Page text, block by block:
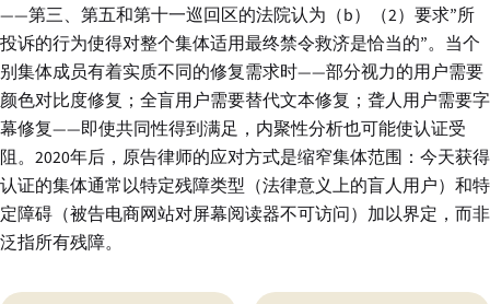
——第三、第五和第十一巡回区的法院认为（b）（2）要求”所
投诉的行为使得对整个集体适用最终禁令救济是恰当的”。当个
别集体成员有着实质不同的修复需求时——部分视力的用户需要
颜色对比度修复；全盲用户需要替代文本修复；聋人用户需要字
幕修复——即使共同性得到满足，内聚性分析也可能使认证受
阻。2020年后，原告律师的应对方式是缩窄集体范围：今天获得
认证的集体通常以特定残障类型（法律意义上的盲人用户）和特
定障碍（被告电商网站对屏幕阅读器不可访问）加以界定，而非
泛指所有残障。